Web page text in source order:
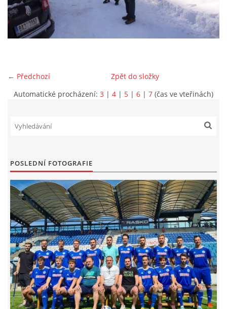
MLADŠÍ ŽÁCI
STARŠÍ PŘÍPRAVKA R 2012 + 2013
ARCHÍV
DOTACE
FKD, z.s.
Drnovice 704
68304 Drnovice
ičo 27005305
← Předchozí
Zpět do složky
Automatické procházení: 3 | 4 | 5 | 6 | 7 (čas ve vteřinách)
POSLEDNÍ FOTOGRAFIE